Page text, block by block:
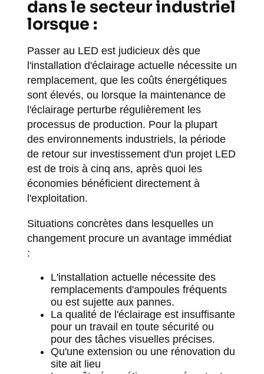
dans le secteur industriel
lorsque :
Passer au LED est judicieux dès que
l'installation d'éclairage actuelle nécessite un
remplacement, que les coûts énergétiques
sont élevés, ou lorsque la maintenance de
l'éclairage perturbe régulièrement les
processus de production. Pour la plupart
des environnements industriels, la période
de retour sur investissement d'un projet LED
est de trois à cinq ans, après quoi les
économies bénéficient directement à
l'exploitation.
Situations concrètes dans lesquelles un
changement procure un avantage immédiat
:
L'installation actuelle nécessite des
remplacements d'ampoules fréquents
ou est sujette aux pannes.
La qualité de l'éclairage est insuffisante
pour un travail en toute sécurité ou
pour des tâches visuelles précises.
Qu'une extension ou une rénovation du
site ait lieu